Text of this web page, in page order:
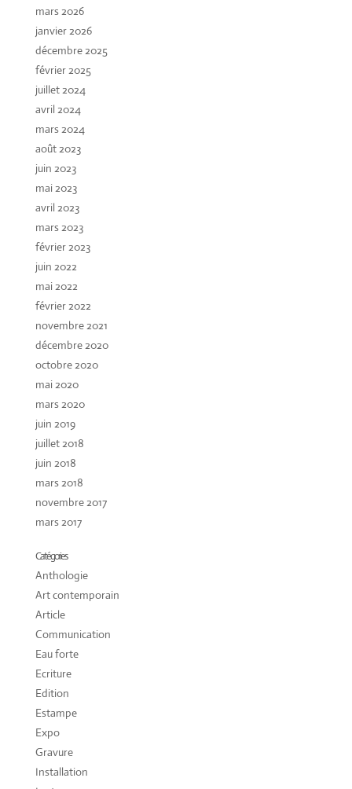
mars 2026
janvier 2026
décembre 2025
février 2025
juillet 2024
avril 2024
mars 2024
août 2023
juin 2023
mai 2023
avril 2023
mars 2023
février 2023
juin 2022
mai 2022
février 2022
novembre 2021
décembre 2020
octobre 2020
mai 2020
mars 2020
juin 2019
juillet 2018
juin 2018
mars 2018
novembre 2017
mars 2017
Catégories
Anthologie
Art contemporain
Article
Communication
Eau forte
Ecriture
Edition
Estampe
Expo
Gravure
Installation